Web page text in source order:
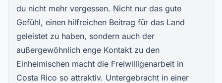
du nicht mehr vergessen. Nicht nur das gute
Gefühl, einen hilfreichen Beitrag für das Land
geleistet zu haben, sondern auch der
außergewöhnlich enge Kontakt zu den
Einheimischen macht die Freiwilligenarbeit in
Costa Rico so attraktiv. Untergebracht in einer